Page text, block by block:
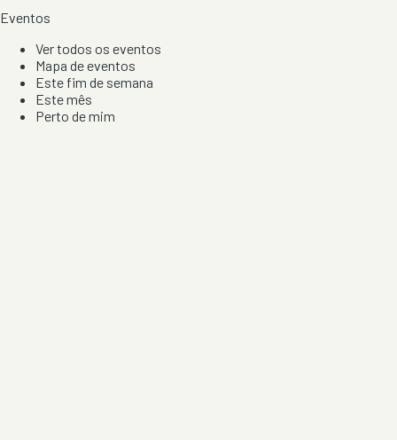
Eventos
Ver todos os eventos
Mapa de eventos
Este fim de semana
Este mês
Perto de mim